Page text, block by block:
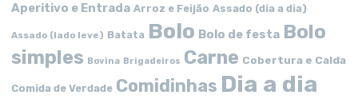
Aperitivo e Entrada Arroz e Feijão Assado (dia a dia)
Assado (lado leve) Batata Bolo Bolo de festa Bolo
simples Bovina Brigadeiros Carne Cobertura e Calda
Comida de Verdade Comidinhas Dia a dia